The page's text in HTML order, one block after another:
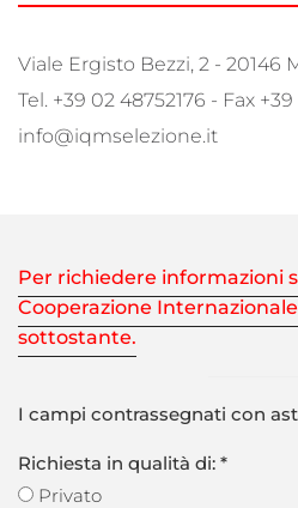
Viale Ergisto Bezzi, 2 - 20146
Tel. +39 02 48752176 - Fax
info@iqmselezione.it
Per richiedere informazioni
Cooperazione
sottostante.
I campi contrassegnati con
Richiesta in qualità di: *
Privato